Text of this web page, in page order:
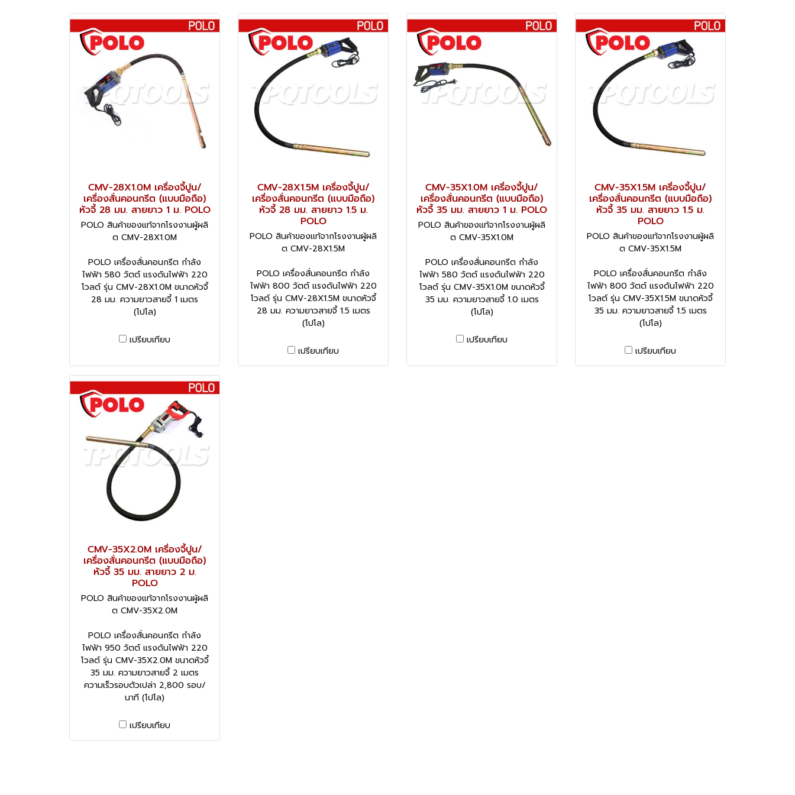
CMV-28X1.0M เครื่องจี้ปูน/
เครื่องสั่นคอนกรีต (แบบมือถือ)
หัวจี้ 28 มม. สายยาว 1 ม. POLO
POLO สินค้าของแท้จากโรงงานผู้ผลิ
ต CMV-28X1.0M
POLO เครื่องสั่นคอนกรีต กำลัง
ไฟฟ้า 580 วัตต์ แรงดันไฟฟ้า 220
โวลต์ รุ่น CMV-28X1.0M ขนาดหัวจี้
28 มม. ความยาวสายจี้ 1 เมตร
(โปโล)
เปรียบเทียบ
CMV-28X1.5M เครื่องจี้ปูน/
เครื่องสั่นคอนกรีต (แบบมือถือ)
หัวจี้ 28 มม. สายยาว 1.5 ม.
POLO
POLO สินค้าของแท้จากโรงงานผู้ผลิ
ต CMV-28X1.5M
POLO เครื่องสั่นคอนกรีต กำลัง
ไฟฟ้า 800 วัตต์ แรงดันไฟฟ้า 220
โวลต์ รุ่น CMV-28X1.5M ขนาดหัวจี้
28 มม. ความยาวสายจี้ 1.5 เมตร
(โปโล)
เปรียบเทียบ
CMV-35X1.0M เครื่องจี้ปูน/
เครื่องสั่นคอนกรีต (แบบมือถือ)
หัวจี้ 35 มม. สายยาว 1 ม. POLO
POLO สินค้าของแท้จากโรงงานผู้ผลิ
ต CMV-35X1.0M
POLO เครื่องสั่นคอนกรีต กำลัง
ไฟฟ้า 580 วัตต์ แรงดันไฟฟ้า 220
โวลต์ รุ่น CMV-35X1.0M ขนาดหัวจี้
35 มม. ความยาวสายจี้ 1.0 เมตร
(โปโล)
เปรียบเทียบ
CMV-35X1.5M เครื่องจี้ปูน/
เครื่องสั่นคอนกรีต (แบบมือถือ)
หัวจี้ 35 มม. สายยาว 1.5 ม.
POLO
POLO สินค้าของแท้จากโรงงานผู้ผลิ
ต CMV-35X1.5M
POLO เครื่องสั่นคอนกรีต กำลัง
ไฟฟ้า 800 วัตต์ แรงดันไฟฟ้า 220
โวลต์ รุ่น CMV-35X1.5M ขนาดหัวจี้
35 มม. ความยาวสายจี้ 1.5 เมตร
(โปโล)
เปรียบเทียบ
CMV-35X2.0M เครื่องจี้ปูน/
เครื่องสั่นคอนกรีต (แบบมือถือ)
หัวจี้ 35 มม. สายยาว 2 ม.
POLO
POLO สินค้าของแท้จากโรงงานผู้ผลิ
ต CMV-35X2.0M
POLO เครื่องสั่นคอนกรีต กำลัง
ไฟฟ้า 950 วัตต์ แรงดันไฟฟ้า 220
โวลต์ รุ่น CMV-35X2.0M ขนาดหัวจี้
35 มม. ความยาวสายจี้ 2 เมตร
ความเร็วรอบตัวเปล่า 2,800 รอบ/
นาที (โปโล)
เปรียบเทียบ